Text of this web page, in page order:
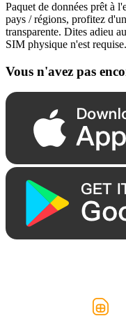
Paquet de données prêt à
pays / régions, profitez
transparente. Dites adieu
SIM physique n'est requise.
Vous n'avez pas